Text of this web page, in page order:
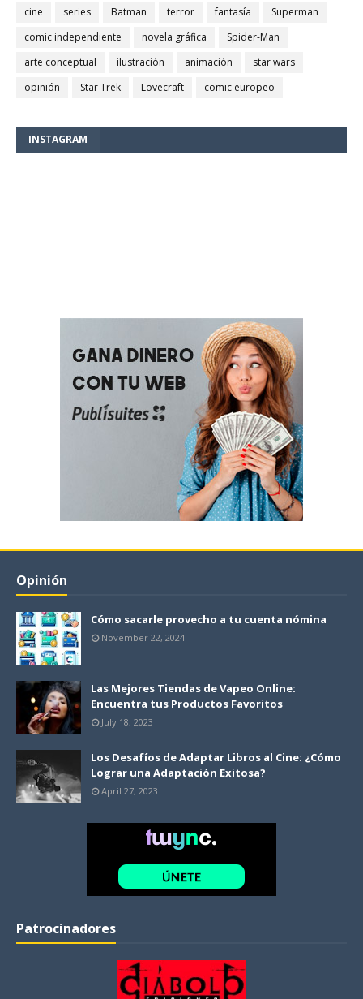
cine series Batman terror fantasía
Superman
comic independiente
novela gráfica
Spider-Man
arte conceptual
ilustración animación
star wars
opinión
Star Trek Lovecraft comic europeo
INSTAGRAM
Opinión
Cómo sacarle provecho a tu cuenta nómina
November 22, 2024
Las Mejores Tiendas de Vapeo Online:
Encuentra tus Productos Favoritos
July 18, 2023
Los Desafíos de Adaptar Libros al Cine: ¿Cómo
Lograr una Adaptación Exitosa?
April 27, 2023
Patrocinadores